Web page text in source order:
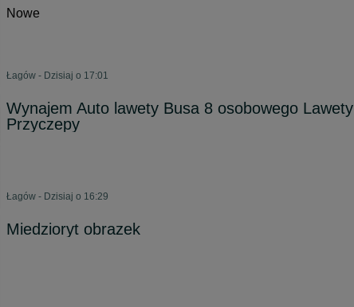
Nowe
Łagów - Dzisiaj o 17:01
Wynajem Auto lawety Busa 8 osobowego Lawety
Przyczepy
Łagów - Dzisiaj o 16:29
Miedzioryt obrazek